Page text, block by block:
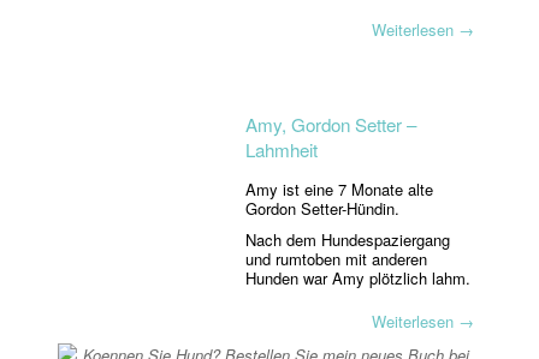
Weiterlesen →
Amy, Gordon Setter –
Lahmheit
Amy ist eine 7 Monate alte
Gordon Setter-Hündin.
Nach dem Hundespaziergang
und rumtoben mit anderen
Hunden war Amy plötzlich lahm.
Weiterlesen →